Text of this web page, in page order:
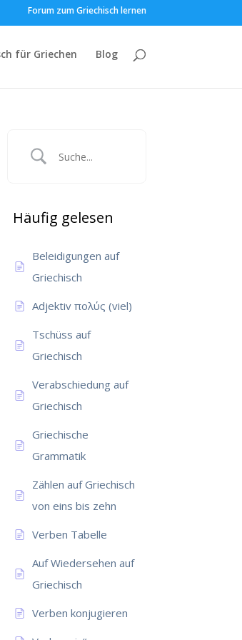
Forum zum Griechisch lernen
für Griechen Blog
Häufig gelesen
Beleidigungen auf
Griechisch
Adjektiv πολύς (viel)
Tschüss auf
Griechisch
Verabschiedung auf
Griechisch
Griechische
Grammatik
Zählen auf Griechisch
von eins bis zehn
Verben Tabelle
Auf Wiedersehen auf
Griechisch
Verben konjugieren